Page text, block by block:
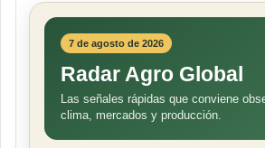
7 de agosto de 2026
Radar Agro Global
Las señales rápidas que conviene
clima, mercados y producción.